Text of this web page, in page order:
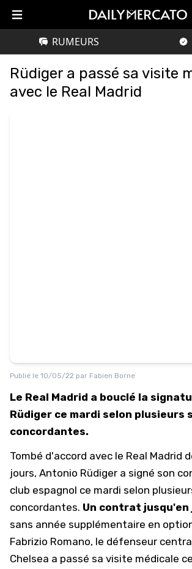
RUMEURS
Rüdiger a passé sa visite
avec le Real Madrid
Publié le 10/05/22 par Fabien Borne
Le Real Madrid a bouclé la
Rüdiger ce mardi selon plusieurs
concordantes.
Tombé d'accord avec le Real Madrid
jours, Antonio Rüdiger a signé son
club espagnol ce mardi selon
concordantes. Un contrat jusqu'en
sans année supplémentaire en
Fabrizio Romano, le défenseur
Chelsea a passé sa visite médicale